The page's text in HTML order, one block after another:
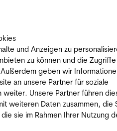
und Anzeigen zu
zu können und die
geben wir
an unsere Partner für soziale
Unsere Partner führen
weiteren Daten zusammen, die
sie im Rahmen Ihrer Nutzung